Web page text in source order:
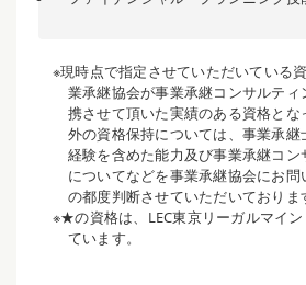
※現時点で指定させていただいている
業承継協会が事業承継コンサルティ
携させて頂いた実績のある資格とな
外の資格保持については、事業承
経験を含めた能力及び事業承継コン
についてなどを事業承継協会にお
の都度判断させていただいておりま
※★の資格は、LEC東京リーガルマイ
ています。